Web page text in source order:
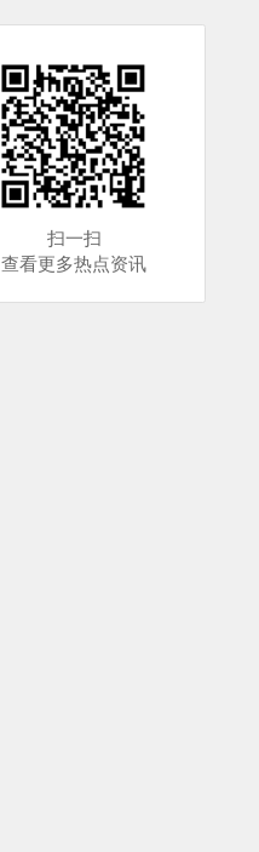
扫一扫
查看更多热点资讯